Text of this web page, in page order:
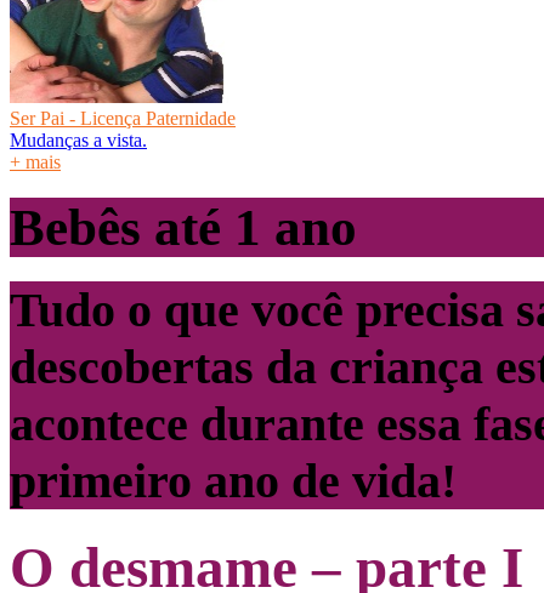
Ser Pai - Licença Paternidade
Mudanças a vista.
+ mais
Bebês até 1 ano
Tudo o que você precisa
descobertas da criança
acontece durante essa
primeiro ano de vida!
O desmame – parte I